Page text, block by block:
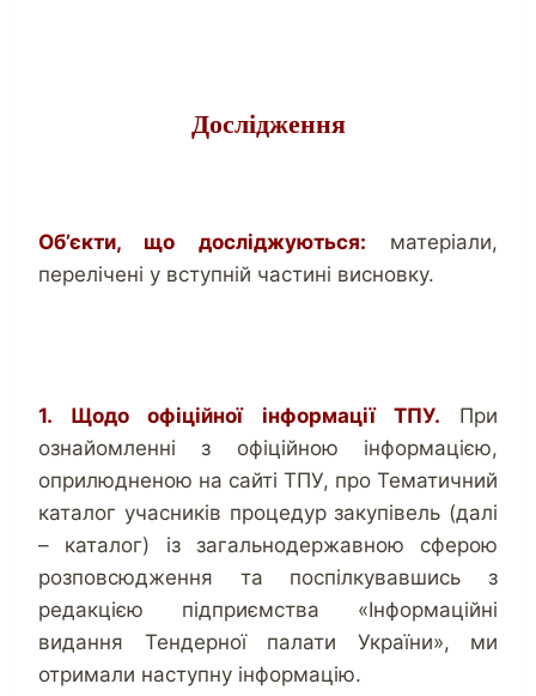
Дослідження
Об’єкти, що досліджуються: матеріали,
перелічені у вступній частині висновку.
1. Щодо офіційної інформації ТПУ. При
ознайомленні з офіційною інформацією,
оприлюдненою на сайті ТПУ, про Тематичний
каталог учасників процедур закупівель (далі
– каталог) із загальнодержавною сферою
розповсюдження та поспілкувавшись з
редакцією підприємства «Інформаційні
видання Тендерної палати України», ми
отримали наступну інформацію.